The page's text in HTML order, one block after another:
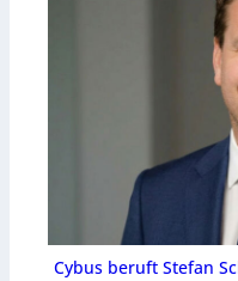
Cybus beruft Stefan